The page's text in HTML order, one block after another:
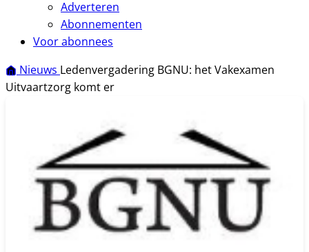
Adverteren
Abonnementen
Voor abonnees
Nieuws Ledenvergadering BGNU: het Vakexamen
Uitvaartzorg komt er